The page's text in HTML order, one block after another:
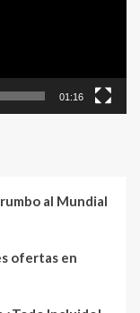
01:16
al Mundial
ofertas en